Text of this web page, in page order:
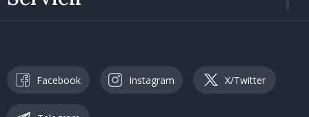
Facebook Instagram X/Twitter